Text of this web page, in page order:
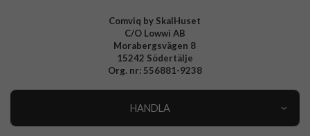
Comviq by SkalHuset
C/O Lowwi AB
Morabergsvägen 8
15242 Södertälje
Org. nr: 556881-9238
HANDLA